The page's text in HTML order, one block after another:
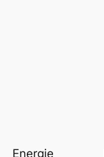
Energie